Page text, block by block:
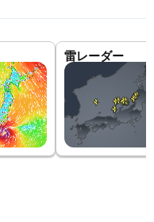
雷レーダー